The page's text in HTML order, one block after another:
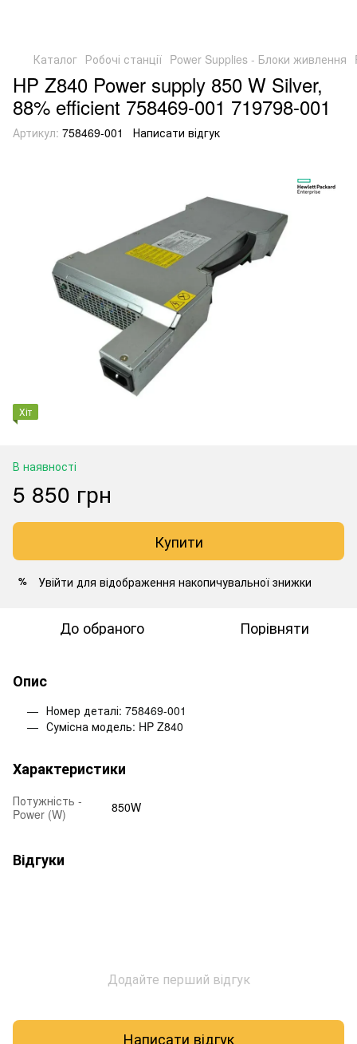
Каталог Робочі станції Power Supplies - Блоки живлення
HP Z840 Power supply 850 W Silver,
88% efficient 758469-001 719798-001
Артикул: 758469-001 Написати відгук
Хіт
В наявності
5 850 грн
Купити
% Увійти для відображення накопичувальної знижки
До обраного Порівняти
Опис
Номер деталі: 758469-001
Сумісна модель: HP Z840
Характеристики
Потужність -
Power (W)
850W
Відгуки
Додайте перший відгук
Написати відгук